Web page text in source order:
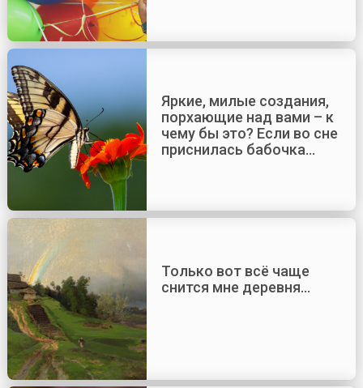
Яркие, милые создания,
порхающие над вами – к
чему бы это? Если во сне
приснилась бабочка…
Только вот всё чаще
снится мне деревня…